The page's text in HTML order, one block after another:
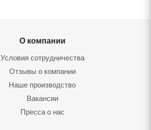
О компании
Условия сотрудничества
Отзывы о компании
Наше производство
Вакансии
Пресса о нас